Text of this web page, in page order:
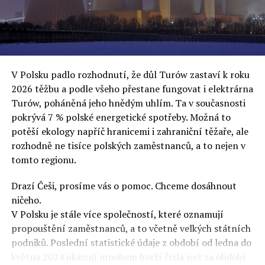
oslovuje své voliče, bublinu šílenců, kteří mu všechno
uvěří a nebudou se ptát na podrobnosti,“ řekl Rafał
Ziemkiewicz, redaktor týdeníku Do Rzeczy a ironicky
dodal: „Když se nynějšímu vedení státního hřebčince
podařilo prodat na aukci 10 plemenných koní za 600
000 euro, bylo to provládními médii oslavované jako
velký úspěch. Za vlády PiS se 14 koní prodalo za 2,5
milionu euro, což bylo stejnou mediální partou
komentováno jako konec polského chovu koní. Ve vidění
kontrolorů činnosti PiS ale určitě šlo při prodeji koní o
praní peněz či jinou nelegální činnost.“
Tuskova čísla jsou ale ujetá i jinde, pokračoval
Ziemkiewicz. „Ve vládní aféře PiS kolem vydávání víz
Tusk tvrdil, že za vlády dnešní opozice se nelegálně
prodalo 600 000 víz do Polska. Byla na to dokonce
vytvořena parlamentní vyšetřovací komise, která přišla
ale pouze na to, že 220 víz do Polska bylo
prostřednictvím úplatků uspíšeno, tedy že víza byla
V Polsku padlo rozhodnutí, že důl Turów zastaví k roku
2026 těžbu a podle všeho přestane fungovat i elektrárna
Turów, poháněná jeho hnědým uhlím. Ta v současnosti
pokrývá 7 % polské energetické spotřeby. Možná to
potěší ekology napříč hranicemi i zahraniční těžaře, ale
rozhodně ne tisíce polských zaměstnanců, a to nejen v
tomto regionu.
Drazí Češi, prosíme vás o pomoc. Chceme dosáhnout
ničeho.
V Polsku je stále více společností, které oznamují
propouštění zaměstnanců, a to včetně velkých státních
podniků. Poslední statistické údaje z období od ledna do
května 2024 ukazují mnohem horší čísla než za období